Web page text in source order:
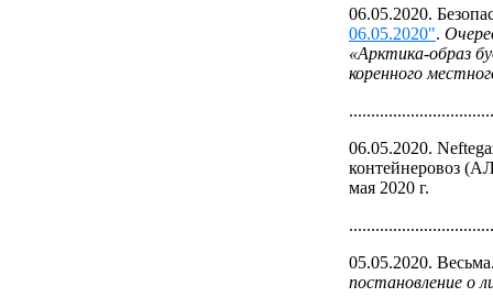
06.05.2020.
06.05.2020".
«Арктика-образ
коренного
06.05.2020.
контейнеровоз
мая 2020 г.
05.05.2020.
постановление о